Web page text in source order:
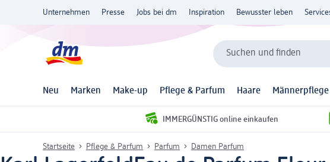
Unternehmen Presse Jobs bei dm Inspiration Bewusster leben
Suchen und finden
Neu Marken Make-up Pflege & Parfum Haare Männerpflege
IMMERGÜNSTIG online einkaufen
Startseite Pflege & Parfum Parfum Damen Parfum